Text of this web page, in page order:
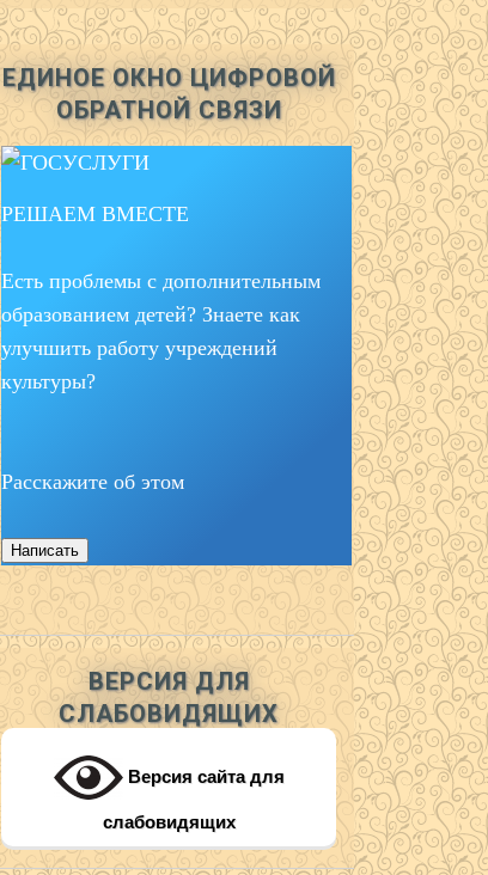
ЕДИНОЕ ОКНО ЦИФРОВОЙ
ОБРАТНОЙ СВЯЗИ
РЕШАЕМ ВМЕСТЕ
Есть проблемы с дополнительным
образованием детей? Знаете как
улучшить работу учреждений
культуры?
Расскажите об этом
Написать
ВЕРСИЯ ДЛЯ
СЛАБОВИДЯЩИХ
Версия сайта для
слабовидящих